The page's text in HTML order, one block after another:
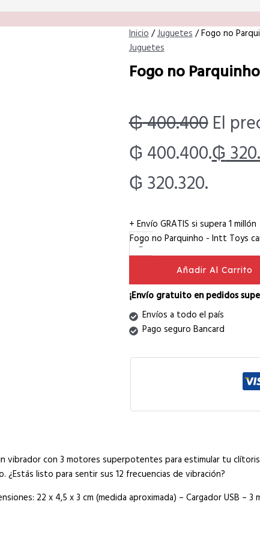
Inicio/Juguetes/ Fogo no
Juguetes
Fogo no
₲400.400El
₲ 400.400.₲
₲ 320.320.
+ Envío GRATIS si supera 1 millón
-
Fogo no Parquinho - Intt Toys
Añadir Al Carrito
¡Envío gratuito en pedidos
Envíos a todo el país
Pago seguro Bancard
vibrador con 3 motores superpotentes para estimular tu
listo para sentir sus 12 frecuencias de vibración?
22 x 4,5 x 3 cm (medida aproximada) – Cargador USB –